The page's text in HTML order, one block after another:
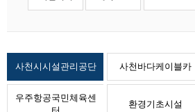
사천시시설관리공단 사천바다케이블카
우주항공국민체육센
환경기초시설